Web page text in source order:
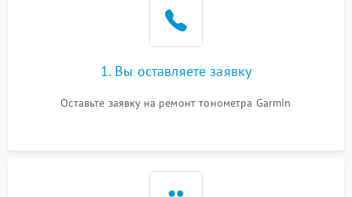
1. Вы оставляете заявку
Оставьте заявку на ремонт тонометра Garmin